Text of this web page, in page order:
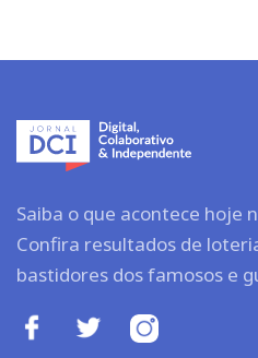
Saiba o que acontece hoje
Confira resultados de
bastidores dos famosos e